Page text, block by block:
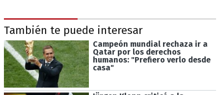
También te puede interesar
Campeón mundial rechaza ir a
Qatar por los derechos
humanos: "Prefiero verlo desde
casa"